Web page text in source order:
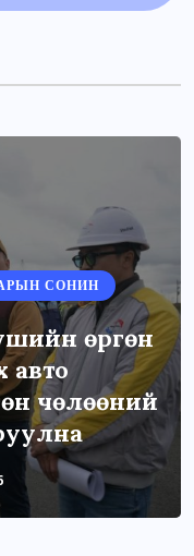
СОНИН
өргөн
авто
чөлөөний